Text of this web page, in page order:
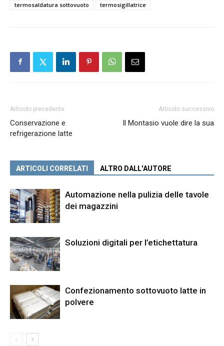
termosaldatura sottovuoto
termosigillatrice
Articolo precedente
Conservazione e
refrigerazione latte
Articolo successivo
Il Montasio vuole dire la sua
ARTICOLI CORRELATI ALTRO DALL'AUTORE
Automazione nella pulizia delle tavole
dei magazzini
Soluzioni digitali per l’etichettatura
Confezionamento sottovuoto latte in
polvere